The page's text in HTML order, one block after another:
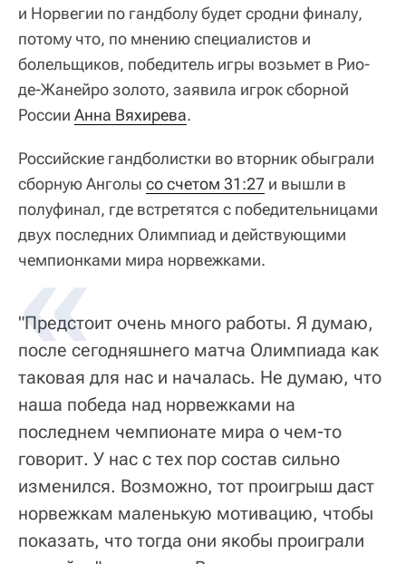
и Норвегии по гандболу будет сродни финалу,
потому что, по мнению специалистов и
болельщиков, победитель игры возьмет в Рио-
де-Жанейро золото, заявила игрок сборной
России Анна Вяхирева.
Российские гандболистки во вторник обыграли
сборную Анголы со счетом 31:27 и вышли в
полуфинал, где встретятся с победительницами
двух последних Олимпиад и действующими
чемпионками мира норвежками.
"Предстоит очень много работы. Я думаю,
после сегодняшнего матча Олимпиада как
таковая для нас и началась. Не думаю, что
наша победа над норвежками на
последнем чемпионате мира о чем-то
говорит. У нас с тех пор состав сильно
изменился. Возможно, тот проигрыш даст
норвежкам маленькую мотивацию, чтобы
показать, что тогда они якобы проиграли